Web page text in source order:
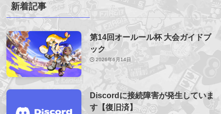
新着記事
第14回オールール杯 大会ガイドブ
ック
2026年6月14日
Discordに接続障害が発生していま
す【復旧済】